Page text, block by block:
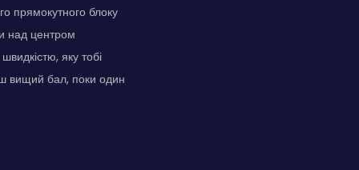
прямокутного блоку
над центром
яку тобі
вищий бал, поки один